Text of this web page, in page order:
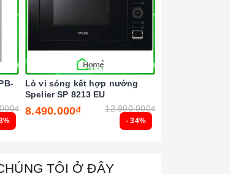
- 34%
Lò vi sóng kết hợp nướng
Spelier SP 8213 EU
8.490.000₫ 12.900.000₫
TÔI Ở ĐÂY